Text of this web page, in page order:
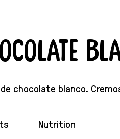
chocolate blanco.
Nutrition